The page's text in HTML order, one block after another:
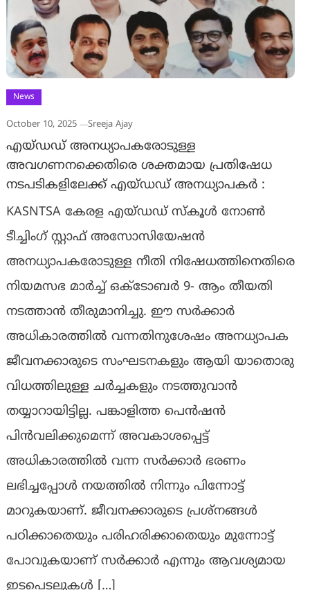
News
October 10, 2025 Sreeja Ajay
എയ്ഡഡ് അനധ്യാപകരോടുള്ള
അവഗണനക്കെതിരെ ശക്തമായ പ്രതിഷേധ
നടപടികളിലേക്ക് എയ്ഡഡ് അനധ്യാപകർ :
KASNTSA കേരള എയ്ഡഡ് സ്കൂൾ നോൺ
ടീച്ചിംഗ് സ്റ്റാഫ്‌ അസോസിയേഷൻ
അനധ്യാപകരോടുള്ള നീതി നിഷേധത്തിനെതിരെ
നിയമസഭ മാർച്ച്‌ ഒക്ടോബർ 9- ആം തീയതി
നടത്താൻ തീരുമാനിച്ചു. ഈ സർക്കാർ
അധികാരത്തിൽ വന്നതിനുശേഷം അനധ്യാപക
ജീവനക്കാരുടെ സംഘടനകളും ആയി യാതൊരു
വിധത്തിലുള്ള ചർച്ചകളും നടത്തുവാൻ
തയ്യാറായിട്ടില്ല. പങ്കാളിത്ത പെൻഷൻ
പിൻവലിക്കുമെന്ന് അവകാശപ്പെട്ട്
അധികാരത്തിൽ വന്ന സർക്കാർ ഭരണം
ലഭിച്ചപ്പോൾ നയത്തിൽ നിന്നും പിന്നോട്ട്
മാറുകയാണ്. ജീവനക്കാരുടെ പ്രശ്നങ്ങൾ
പഠിക്കാതെയും പരിഹരിക്കാതെയും മുന്നോട്ട്
പോവുകയാണ് സർക്കാർ എന്നും ആവശ്യമായ
ഇടപെടലുകൾ […]